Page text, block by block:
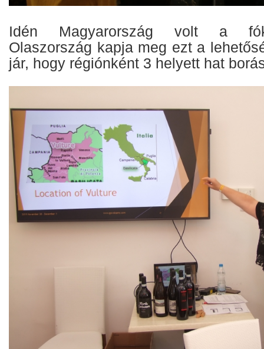
Idén Magyarország volt a
Olaszország kapja meg ezt a
jár, hogy régiónként 3 helyett hat